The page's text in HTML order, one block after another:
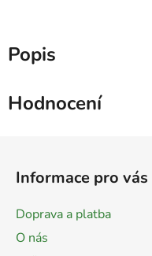
Popis
Hodnocení
Informace pro vás
Doprava a platba
O nás